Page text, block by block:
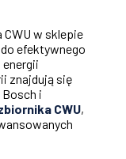
w sklepie
efektywnego
znajdują się
i
CWU,